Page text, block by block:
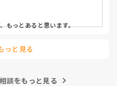
を申し込んだのに連絡来ない
が、今回は人事考課の面談で
もっとあると思います。
っと見る
談をもっと見る